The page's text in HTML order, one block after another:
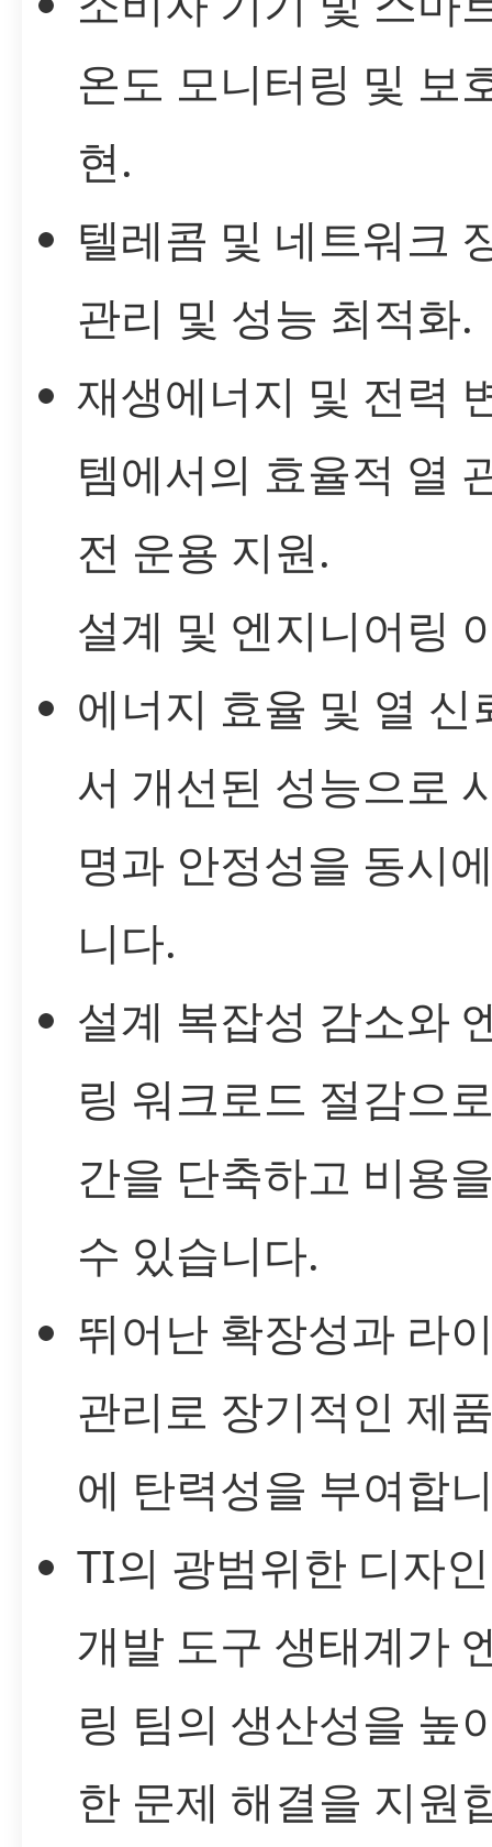
온도 모니터링 및 보
현.
텔레콤 및 네트워크
관리 및 성능 최적화.
재생에너지 및 전력
템에서의 효율적 열
전 운용 지원.
설계 및 엔지니어링
에너지 효율 및 열 신
서 개선된 성능으로
명과 안정성을 동시
니다.
설계 복잡성 감소와
링 워크로드 절감으
간을 단축하고 비용
수 있습니다.
뛰어난 확장성과 라
관리로 장기적인 제
에 탄력성을 부여합
TI의 광범위한 디자
개발 도구 생태계가
링 팀의 생산성을 높
한 문제 해결을 지원